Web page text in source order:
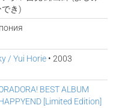
でき)
/ Yui Horie • 2003
BEST ALBUM
[Limited Edition]